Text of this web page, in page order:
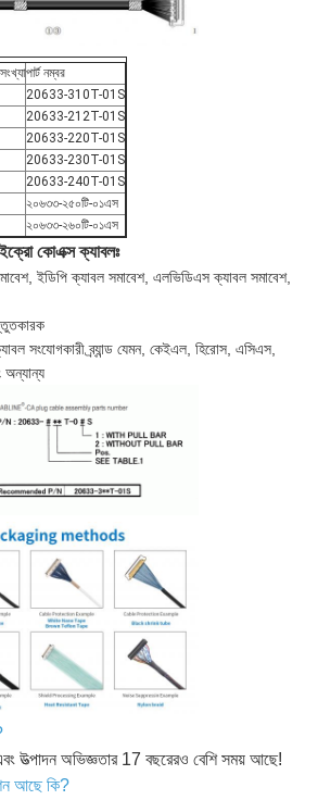
পার্ট নম্বর
20633-310T-01S
20633-212T-01S
20633-220T-01S
20633-230T-01S
20633-240T-01S
২০৬৩৩-২৫০টি-০১এস
২০৬৩৩-২৬০টি-০১এস
কোএক্স ক্যাবলঃ
ইডিপি ক্যাবল সমাবেশ, এলভিডিএস ক্যাবল সমাবেশ,
সংযোগকারী ব্র্যান্ড যেমন, কেইএল, হিরোস, এসিএস,
অন্যান্য
উত্পাদন অভিজ্ঞতার 17 বছরেরও বেশি সময় আছে!
আছে কি?